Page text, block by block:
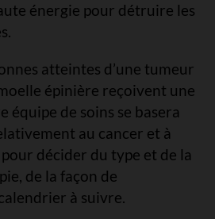
énergie pour détruire les
atteintes d’une tumeur
épinière reçoivent une
équipe de soins se basera
au cancer et à
décider du type et de la
de la façon de
à suivre.